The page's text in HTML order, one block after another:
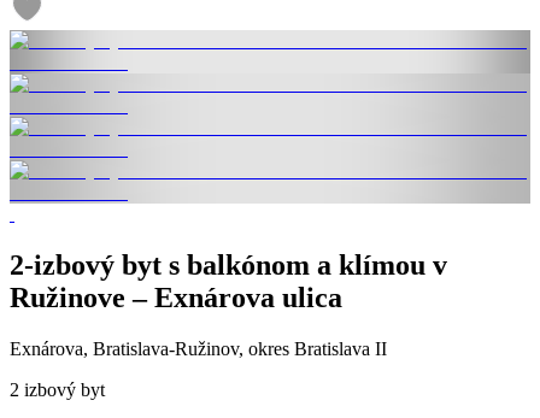
2-izbový byt s balkónom a klímou v
Ružinove – Exnárova ulica
Exnárova, Bratislava-Ružinov, okres Bratislava II
2 izbový byt